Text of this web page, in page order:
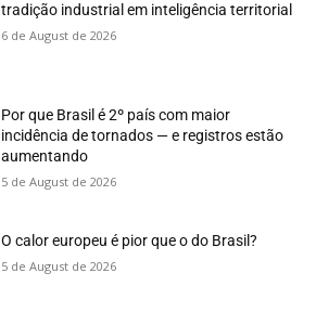
tradição industrial em inteligência territorial
6 de August de 2026
Por que Brasil é 2º país com maior
incidência de tornados — e registros estão
aumentando
5 de August de 2026
O calor europeu é pior que o do Brasil?
5 de August de 2026